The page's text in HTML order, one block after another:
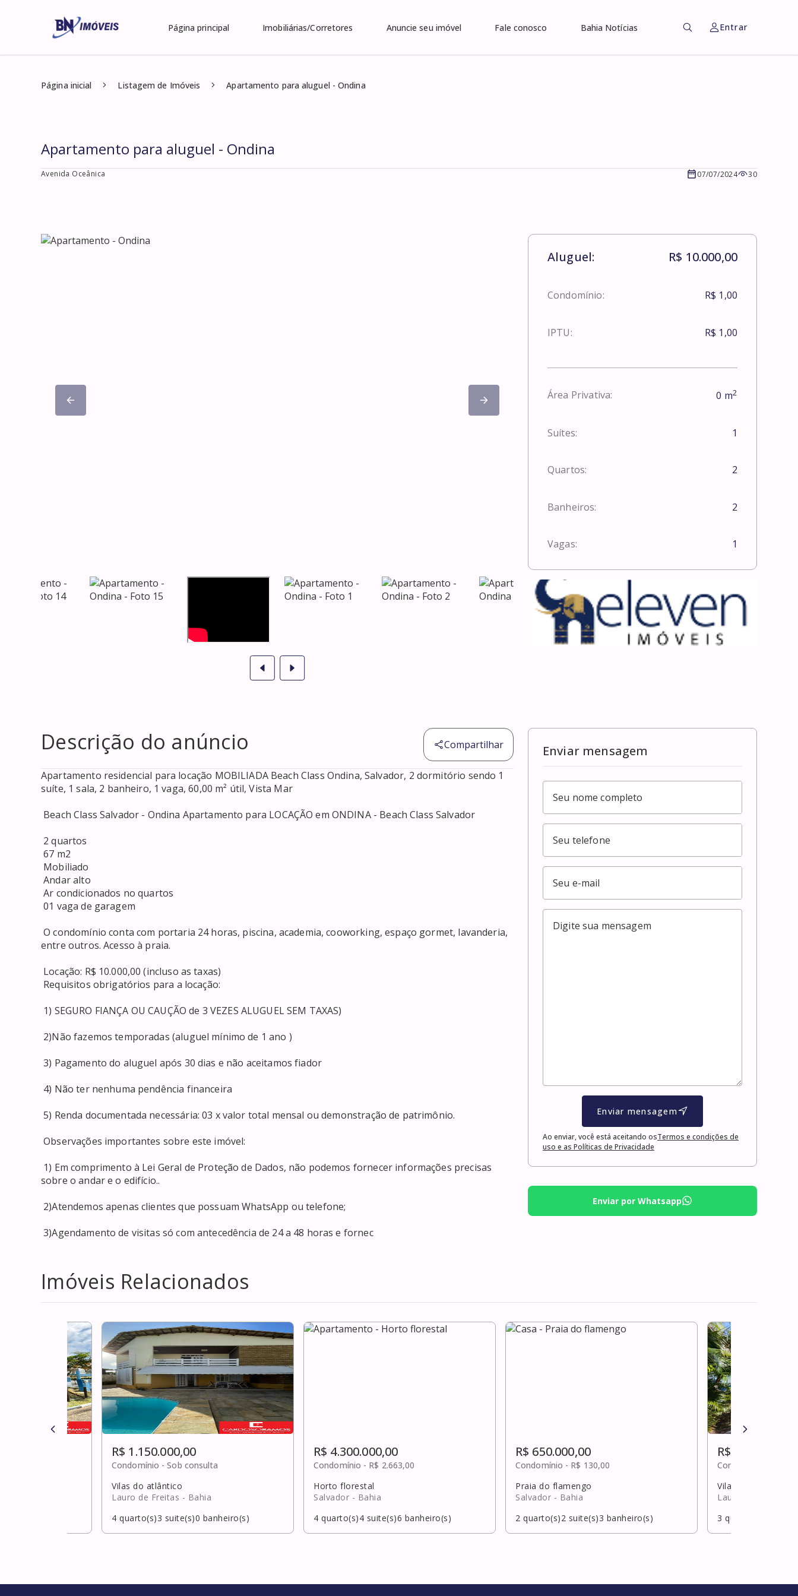
Página principal Imobiliárias/Corretores Anuncie seu imóvel Fale conosco Bahia Notícias Entrar
Página inicial Listagem de Imóveis Apartamento para aluguel - Ondina
Apartamento para aluguel - Ondina
Avenida Oceânica 07/07/2024 30
Aluguel: R$ 10.000,00
Condomínio: R$ 1,00
IPTU: R$ 1,00
Área Privativa: 0 m2
Suítes: 1
Quartos: 2
Banheiros: 2
Vagas: 1
Descrição do anúncio Compartilhar
Apartamento residencial para locação MOBILIADA Beach Class Ondina, Salvador, 2 dormitório sendo 1
suíte, 1 sala, 2 banheiro, 1 vaga, 60,00 m² útil, Vista Mar
67 m2
Andar alto
Ar condicionados no quartos
01 vaga de garagem
O condomínio conta com portaria 24 horas, piscina, academia, cooworking, espaço gormet, lavanderia,
entre outros. Acesso à praia.
3) Pagamento do aluguel após 30 dias e não aceitamos fiador
5) Renda documentada necessária: 03 x valor total mensal ou demonstração de patrimônio.
Observações importantes sobre este imóvel:
sobre o andar e o edifício..
3)Agendamento de visitas só com antecedência de 24 a 48 horas e fornec
Enviar mensagem
Enviar mensagem
Ao enviar, você está aceitando osTermos e condições de
uso e as Políticas de Privacidade
Enviar por Whatsapp
Imóveis Relacionados
R$ 1.150.000,00
Condomínio -Sob consulta
Vilas do atlântico
Lauro de Freitas - Bahia
4 quarto(s)3 suite(s)0 banheiro(s)
R$ 4.300.000,00
Condomínio - R$ 2.663,00
Horto florestal
Salvador - Bahia
4 quarto(s)4 suite(s)6 banheiro(s)
R$ 650.000,00
Condomínio - R$ 130,00
Praia do flamengo
Salvador - Bahia
2 quarto(s)2 suite(s)3 banheiro(s)
R$ 650.000,00
Condomínio -
Vila praiana
Lauro de Freitas
3 quarto(s)